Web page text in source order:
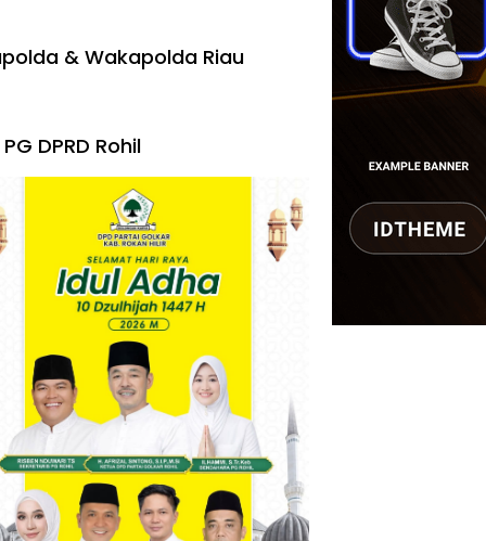
& Wakapolda Riau
DPRD Rohil